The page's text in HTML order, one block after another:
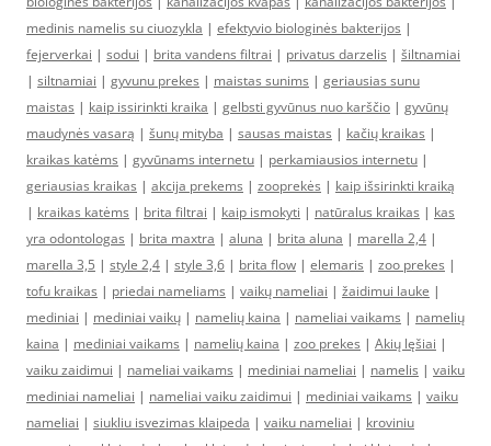
medinis namelis su ciuozykla | efektyvio biologinės bakterijos |
fejerverkai | sodui | brita vandens filtrai | privatus darzelis | šiltnamiai
| siltnamiai | gyvunu prekes | maistas sunims | geriausias sunu
maistas | kaip issirinkti kraika | gelbsti gyvūnus nuo karščio | gyvūnų
maudynės vasarą | šunų mityba | sausas maistas | kačių kraikas |
kraikas katėms | gyvūnams internetu | perkamiausios internetu |
geriausias kraikas | akcija prekems | zooprekės | kaip išsirinkti kraiką
| kraikas katėms | brita filtrai | kaip ismokyti | natūralus kraikas | kas
yra odontologas | brita maxtra | aluna | brita aluna | marella 2,4 |
marella 3,5 | style 2,4 | style 3,6 | brita flow | elemaris | zoo prekes |
tofu kraikas | priedai nameliams | vaikų nameliai | žaidimui lauke |
mediniai | mediniai vaikų | namelių kaina | nameliai vaikams | namelių
kaina | mediniai vaikams | namelių kaina | zoo prekes | Akių lęšiai |
vaiku zaidimui | nameliai vaikams | mediniai nameliai | namelis | vaiku
mediniai nameliai | nameliai vaiku zaidimui | mediniai vaikams | vaiku
nameliai | siukliu isvezimas klaipeda | vaiku nameliai | kroviniu